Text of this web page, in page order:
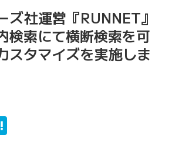
ズ社運営『RUNNET』
検索にて横断検索を可
スタマイズを実施しま
Hatena